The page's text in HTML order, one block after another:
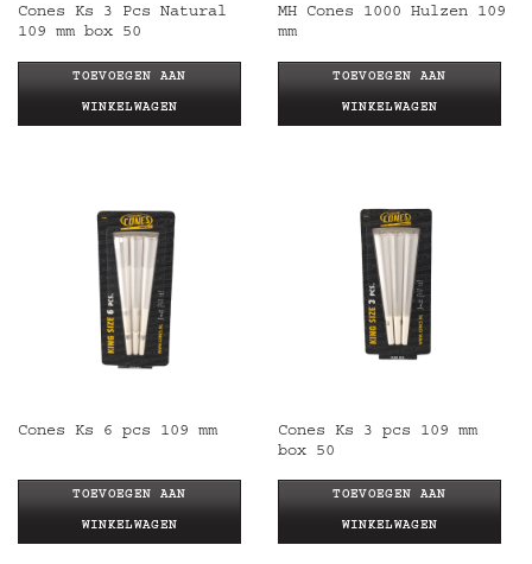
Cones Ks 3 Pcs Natural
109 mm box 50
TOEVOEGEN AAN
WINKELWAGEN
MH Cones 1000 Hulzen 109
mm
TOEVOEGEN AAN
WINKELWAGEN
Cones Ks 6 pcs 109 mm
TOEVOEGEN AAN
WINKELWAGEN
Cones Ks 3 pcs 109 mm
box 50
TOEVOEGEN AAN
WINKELWAGEN